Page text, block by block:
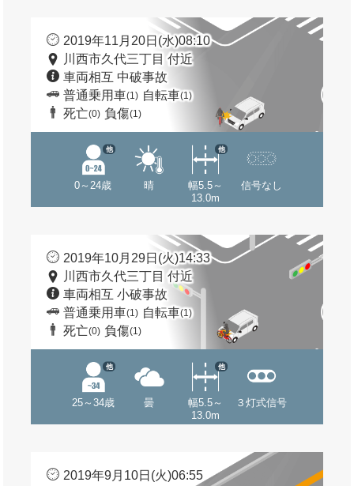
2019年11月20日(水)08:10
川西市久代三丁目 付近
車両相互 中破事故
普通乗用車(1) 自転車(1)
死亡(0) 負傷(1)
0～24歳
他
晴
幅5.5～
13.0m
他
信号なし
2019年10月29日(火)14:33
川西市久代三丁目 付近
車両相互 小破事故
普通乗用車(1) 自転車(1)
死亡(0) 負傷(1)
25～34歳
他
曇
幅5.5～
13.0m
他
３灯式信号
2019年9月10日(火)06:55